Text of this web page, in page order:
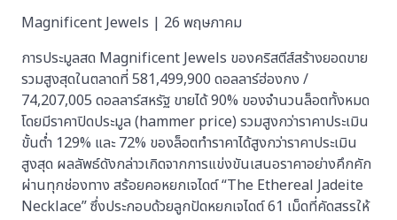
Magnificent Jewels | 26 พฤษภาคม
การประมูลสด Magnificent Jewels ของคริสตีส์สร้างยอดขาย
รวมสูงสุดในตลาดที่ 581,499,900 ดอลลาร์ฮ่องกง /
74,207,005 ดอลลาร์สหรัฐ ขายได้ 90% ของจำนวนล็อตทั้งหมด
โดยมีราคาปิดประมูล (hammer price) รวมสูงกว่าราคาประเมิน
ขั้นต่ำ 129% และ 72% ของล็อตทำราคาได้สูงกว่าราคาประเมิน
สูงสุด ผลลัพธ์ดังกล่าวเกิดจากการแข่งขันเสนอราคาอย่างคึกคัก
ผ่านทุกช่องทาง สร้อยคอหยกเจไดต์ “The Ethereal Jadeite
Necklace” ซึ่งประกอบด้วยลูกปัดหยกเจไดต์ 61 เม็ดที่คัดสรรให้